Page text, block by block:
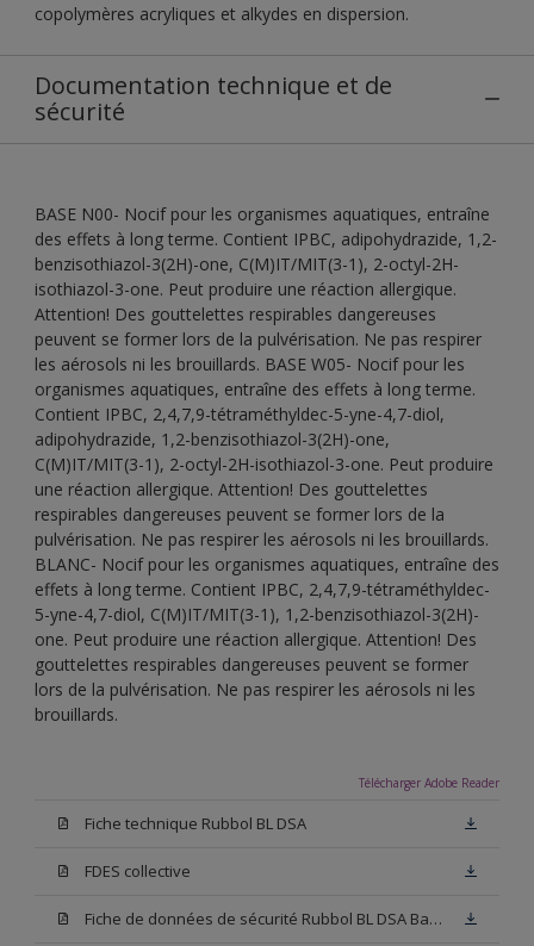
copolymères acryliques et alkydes en dispersion.
Documentation technique et de
sécurité
BASE N00- Nocif pour les organismes aquatiques, entraîne
des effets à long terme. Contient IPBC, adipohydrazide, 1,2-
benzisothiazol-3(2H)-one, C(M)IT/MIT(3-1), 2-octyl-2H-
isothiazol-3-one. Peut produire une réaction allergique.
Attention! Des gouttelettes respirables dangereuses
peuvent se former lors de la pulvérisation. Ne pas respirer
les aérosols ni les brouillards. BASE W05- Nocif pour les
organismes aquatiques, entraîne des effets à long terme.
Contient IPBC, 2,4,7,9-tétraméthyldec-5-yne-4,7-diol,
adipohydrazide, 1,2-benzisothiazol-3(2H)-one,
C(M)IT/MIT(3-1), 2-octyl-2H-isothiazol-3-one. Peut produire
une réaction allergique. Attention! Des gouttelettes
respirables dangereuses peuvent se former lors de la
pulvérisation. Ne pas respirer les aérosols ni les brouillards.
BLANC- Nocif pour les organismes aquatiques, entraîne des
effets à long terme. Contient IPBC, 2,4,7,9-tétraméthyldec-
5-yne-4,7-diol, C(M)IT/MIT(3-1), 1,2-benzisothiazol-3(2H)-
one. Peut produire une réaction allergique. Attention! Des
gouttelettes respirables dangereuses peuvent se former
lors de la pulvérisation. Ne pas respirer les aérosols ni les
brouillards.
Télécharger Adobe Reader
Fiche technique Rubbol BL DSA
FDES collective
Fiche de données de sécurité Rubbol BL DSA Base N00